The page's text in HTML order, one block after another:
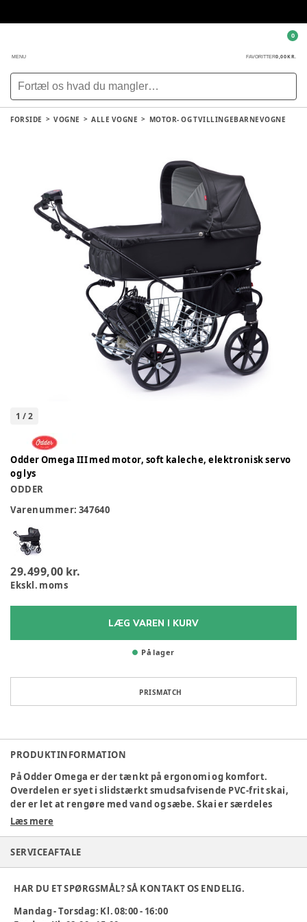
MENU FAVORITTER0,00 KR.
0
FORSIDE VOGNE ALLE VOGNE MOTOR- OG TVILLINGEBARNEVOGNE
1 /2
Odder Omega III med motor, soft kaleche, elektronisk servo
og lys
ODDER
Varenummer: 347640
29.499,00 kr.
Ekskl. moms
LÆG VAREN I KURV
På lager
PRISMATCH
PRODUKTINFORMATION
På Odder Omega er der tænkt på ergonomi og komfort.
Overdelen er syet i slidstærkt smudsafvisende PVC-frit skai,
der er let at rengøre med vand og sæbe. Skai er særdeles
holdbart og vind- og vandtæt. Liggemål: 54x97 cm.
Ny kaleche med fokus på ergonomi og brugervenlighed.
Kalechen lægges nemt ned ved et tryk på de 2 justerled og
kan med en hånd føres til oprejst position hvor kalechen
Læs mere
SERVICEAFTALE
HAR DU ET SPØRGSMÅL? SÅ KONTAKT OS ENDELIG.
Mandag - Torsdag: Kl. 08:00 - 16:00